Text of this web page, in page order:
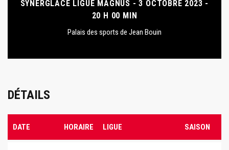
SYNERGLACE LIGUE MAGNUS - 3 OCTOBRE 2023 -
20 H 00 MIN
Palais des sports de Jean Bouin
DÉTAILS
DATE HORAIRE LIGUE SAISON